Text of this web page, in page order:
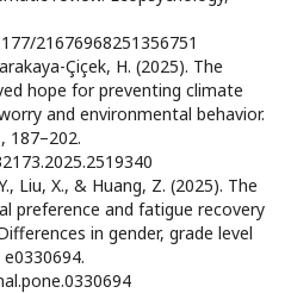
21676968251356751
Çiçek, H. (2025). The
hope for preventing climate
and environmental behavior.
187–202.
Liu, X., & Huang, Z. (2025). The
preference and fatigue recovery
in gender, grade level